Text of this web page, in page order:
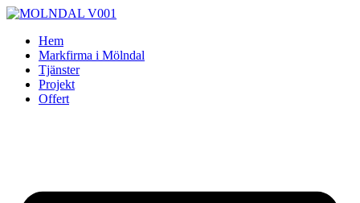
Skip
contentHem
Markfirma i Mölndal
Tjänster
Projekt
Offert